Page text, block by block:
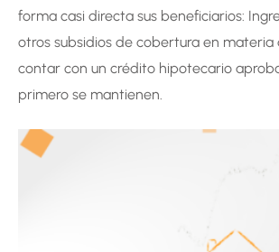
forma casi directa sus beneficiarios:
otros subsidios de cobertura en
contar con un crédito hipotecario
primero se mantienen.